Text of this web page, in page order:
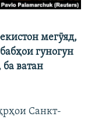
мегӯяд,
гуногун
ватан
Санкт-